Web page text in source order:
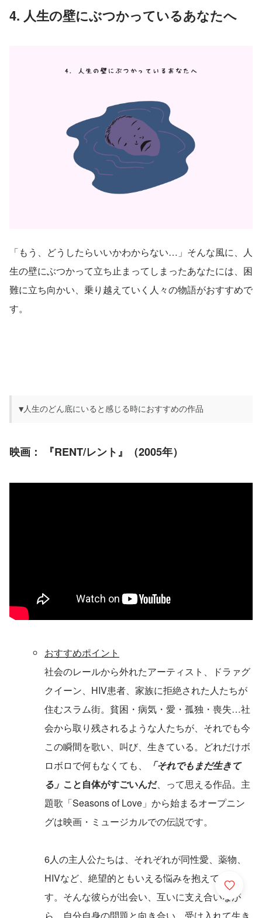
4. 人生の壁にぶつかっているあなたへ
「もう、どうしたらいいかわからない…」そんな風に、人
生の壁にぶつかって立ち止まってしまったあなたには、困
難に立ち向かい、乗り越えていく人々の物語がおすすめで
す。
▼人生のどん底にいると感じる時におすすめの作品
映画： 『RENT/レント』（2005年）
おすすめポイント
社会のレールから外れたアーティスト、ドラァグ
クイーン、HIV患者、家族に拒絶された人たちが
住むスラム街。貧困・病気・愛・孤独・喪失…社
会から取り残されるような人たちが、それでも今
この瞬間を歌い、叫び、生きている。どれだけボ
ロボロで何もなくても、
「それでもまだ生きて
る」 こと自体がすごいんだ、って思える作品。主
題歌「Seasons of Love」から始まるオープニン
グは映画・ミュージカルでの伝説です。
6人の主人公たちは、それぞれが同性愛、薬物、
HIVなど、絶望的ともいえる悩みを抱えていま
す。そんな彼らが出会い、互いに支え合いなが
ら、自分自身の問題と向き合い、受け入れて生き